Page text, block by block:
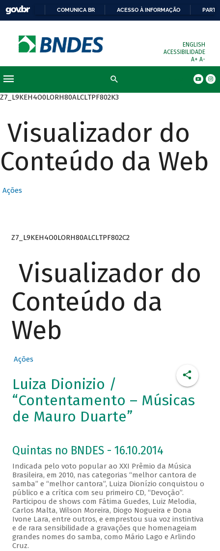
COMUNICA BR ACESSO À INFORMAÇÃO
ENGLISH
ACESSIBILIDADE
A+ A-
Z7_L9KEH4O0LORH80ALCLTPF802K3
Visualizador do
Conteúdo da Web
Ações
Z7_L9KEH4O0LORH80ALCLTPF802C2
Visualizador do
Conteúdo da
Web
Ações
Luiza Dionizio /
“Contentamento – Músicas
de Mauro Duarte”
Quintas no BNDES - 16.10.2014
Indicada pelo voto popular ao XXI Prêmio da Música
Brasileira, em 2010, nas categorias “melhor cantora de
samba” e “melhor cantora”, Luiza Dionízio conquistou o
público e a crítica com seu primeiro CD, “Devoção”.
Participou de shows com Fátima Guedes, Luiz Melodia,
Carlos Malta, Wilson Moreira, Diogo Nogueira e Dona
Ivone Lara, entre outros, e emprestou sua voz instintiva
e de rara sensibilidade a gravações que homenageiam
grandes nomes do samba, como Mário Lago e Arlindo
Cruz.